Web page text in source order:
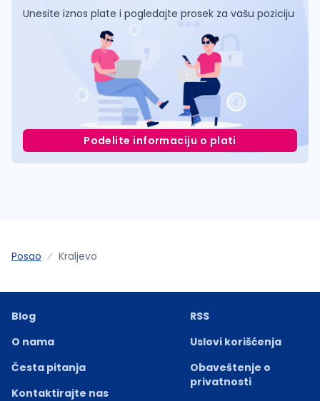
Unesite iznos plate i pogledajte prosek za vašu poziciju
Podelite informaciju o plati
Posao Kraljevo
Blog
O nama
Česta pitanja
Kontaktirajte nas
RSS
Uslovi korišćenja
Obaveštenje o
privatnosti